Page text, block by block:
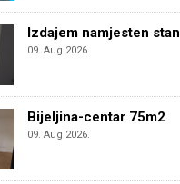
Izdajem namjesten stan
09. Aug 2026.
Bijeljina-centar 75m2
09. Aug 2026.